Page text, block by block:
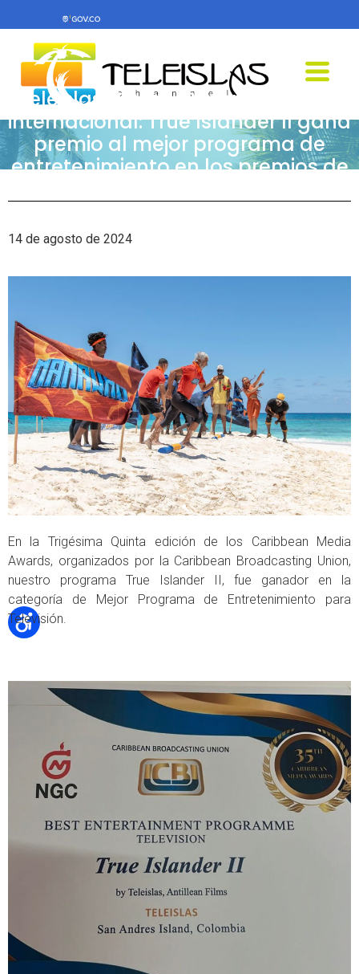
Teleislas News – Reconocimiento
internacional: True Islander II gana
premio al mejor programa de
entretenimiento en los premios de
14 de agosto de 2024
En la TrigésimaQuinta edición de los Caribbean
Media
Awards, organizados porla Caribbean Broadcasting Union,
nuestro
programa True Islander , fue ganador en la
categoría de Mejor Programade Entretenimiento para
Televisión.